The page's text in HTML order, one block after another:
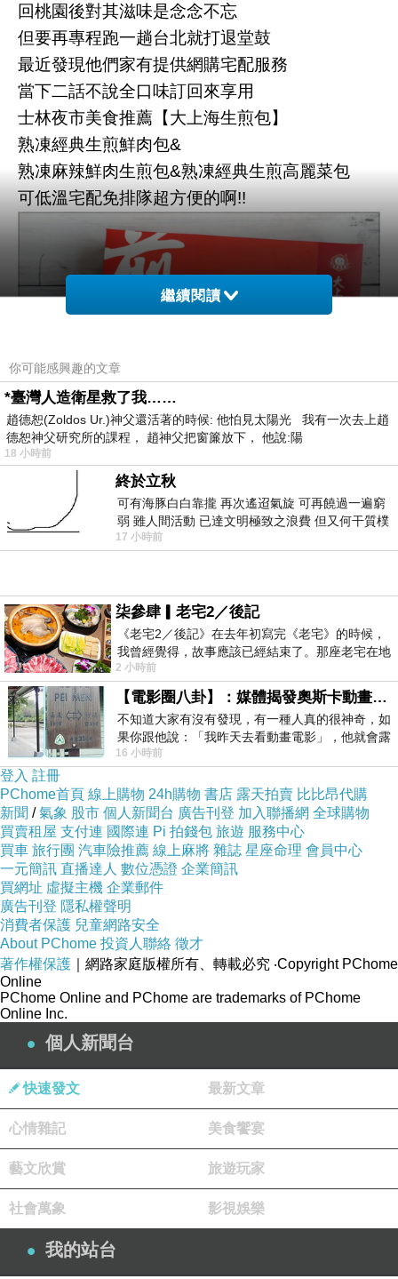
回桃園後對其滋味是念念不忘
但要再專程跑一趟台北就打退堂鼓
最近發現他們家有提供網購宅配服務
當下二話不說全口味訂回來享用
士林夜市美食推薦【大上海生煎包】
熟凍經典生煎鮮肉包&
熟凍麻辣鮮肉生煎包&熟凍經典生煎高麗菜包
可低溫宅配免排隊超方便的啊!!
熟凍經典生煎鮮肉包
【大上海生煎包】創辦者何爸爸
傳承自退伍老兵傳人的技藝後
靠著美味與實在漸漸打出名聲
卻在壯年時不幸突然離世
由現任老闆何先生一肩扛起招牌
並從皮到餡、從工序到刀功逐一精進
才有了現在的【大上海生煎包】
【大上海生煎包】有原味鮮肉包、
麻辣鮮肉包、高麗菜包等三種口味
可依自己的喜來做挑選唷!!
繼續閱讀
你可能感興趣的文章
*臺灣人造衛星救了我……
趙德恕(Zoldos Ur.)神父還活著的時候: 他怕見太陽光 我有一次去上趙
德恕神父研究所的課程， 趙神父把窗簾放下， 他說:陽
18 小時前
終於立秋
可有海豚白白靠攏 再次遙迢氣旋 可再饒過一遍窮
弱 雖人間活動 已達文明極致之浪費 但又何干質樸
者 只能白白陪葬
17 小時前
柒參肆▎老宅2／後記
《老宅2／後記》在去年初寫完《老宅》的時候，
我曾經覺得，故事應該已經結束了。那座老宅在地
震中倒塌，七個人終於離開那片黑暗，
2 小時前
【電影圈八卦】：媒體揭發奧斯卡動畫項目投票醜聞！好萊塢為什麼看不起動畫電影？
不知道大家有沒有發現，有一種人真的很神奇，如
果你跟他說：「我昨天去看動畫電影」，他就會露
出一種慈祥的微笑，然後問你是不是陪小
16 小時前
登入 註冊
PChome首頁 線上購物 24h購物 書店 露天拍賣 比比昂代購
新聞 /氣象 股市 個人新聞台 廣告刊登 加入聯播網 全球購物
買賣租屋 支付連 國際連 Pi 拍錢包 旅遊 服務中心
買車 旅行團 汽車險推薦 線上麻將 雜誌 星座命理 會員中心
一元簡訊 直播達人 數位憑證 企業簡訊
買網址 虛擬主機 企業郵件
廣告刊登 隱私權聲明
消費者保護 兒童網路安全
About PChome 投資人聯絡 徵才
著作權保護 ｜網路家庭版權所有、轉載必究 ‧Copyright PChome
Online
PChome Online and PChome are trademarks of PChome
Online Inc.
個人新聞台
快速發文 最新文章
心情雜記 美食饗宴
藝文欣賞 旅遊玩家
社會萬象 影視娛樂
我的站台